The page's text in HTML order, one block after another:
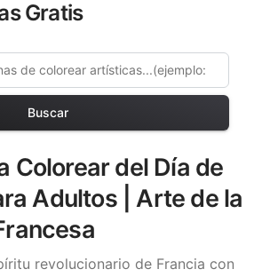
Gratis
Buscar
Colorear del Día de
Adultos | Arte de la
revolucionario de Francia con